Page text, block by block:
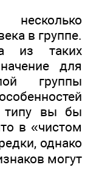
в группе.
из таких
для
группы
типу вы бы
в «чистом
однако
могут